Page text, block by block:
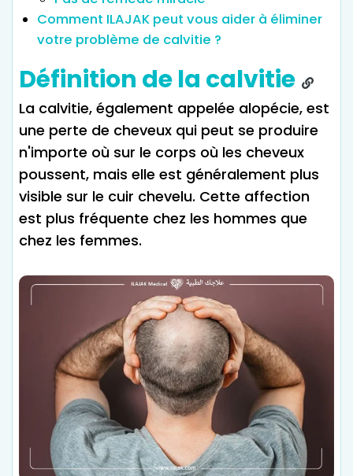
Comment ILAJAK peut vous aider à éliminer
votre problème de calvitie ?
Définition de la calvitie
La calvitie, également appelée alopécie, est
une perte de cheveux qui peut se produire
n'importe où sur le corps où les cheveux
poussent, mais elle est généralement plus
visible sur le cuir chevelu. Cette affection
est plus fréquente chez les hommes que
chez les femmes.